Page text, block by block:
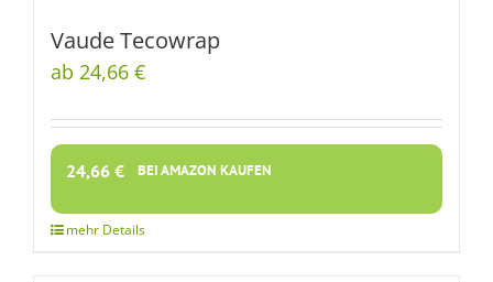
Vaude Tecowrap
ab 24,66 €
24,66 € BEI AMAZON KAUFEN